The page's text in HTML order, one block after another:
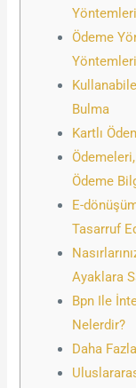
Yöntemleri
Ödeme
Yöntemleri
Bulma
Kartlı
Ödeme
E-
Tasarruf
Ayaklara
Bpn Ile
Nelerdir?
Daha